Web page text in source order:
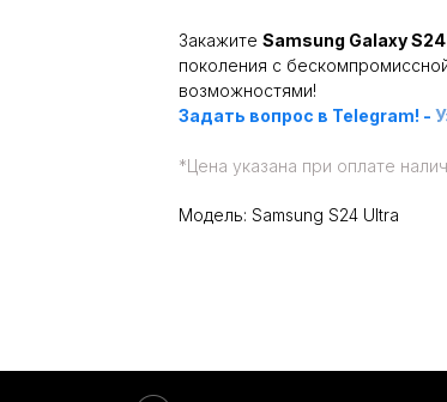
Закажите Samsung Galaxy
поколения с
возможностями!
Задать вопрос в Telegram! -
*Цена указана при оплате
Модель: Samsung S24 Ultra